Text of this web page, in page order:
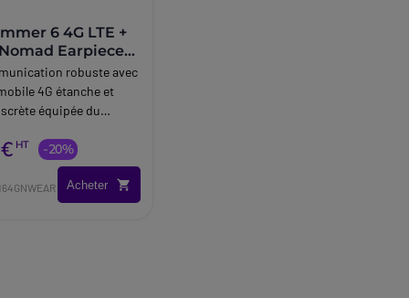
6 4G LTE +
Earpiece
robuste avec
4G étanche et
équipée du
HT -20%
Acheter